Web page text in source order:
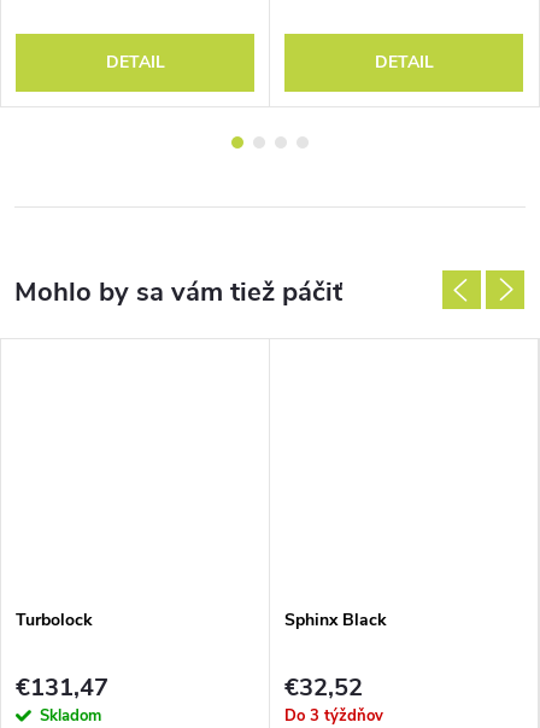
DETAIL DETAIL
Turbolock
€131,47
Skladom
Sphinx Black
€32,52
Do 3 týždňov